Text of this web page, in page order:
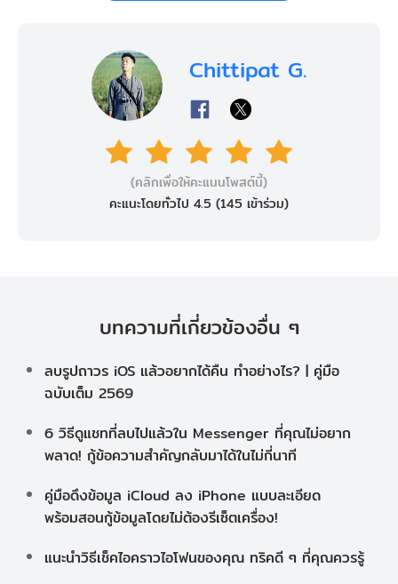
Chittipat G.
(คลิกเพื่อให้คะแนนโพสต์นี้)
คะแนะโดยทั่วไป 4.5 (145 เข้าร่วม)
บทความที่เกี่ยวข้องอื่น ๆ
ลบรูปถาวร iOS แล้วอยากได้คืน ทำอย่างไร? | คู่มือ
ฉบับเต็ม 2569
6 วิธีดูแชทที่ลบไปแล้วใน Messenger ที่คุณไม่อยาก
พลาด! กู้ข้อความสำคัญกลับมาได้ในไม่กี่นาที
คู่มือดึงข้อมูล iCloud ลง iPhone แบบละเอียด
พร้อมสอนกู้ข้อมูลโดยไม่ต้องรีเซ็ตเครื่อง!
แนะนำวิธีเช็คไอคราวไอโฟนของคุณ ทริคดี ๆ ที่คุณควรรู้